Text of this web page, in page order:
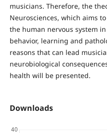
musicians. Therefore, the
Neurosciences, which aims
the human nervous system
behavior, learning and
reasons that can lead
neurobiological
health will be presented.
Downloads